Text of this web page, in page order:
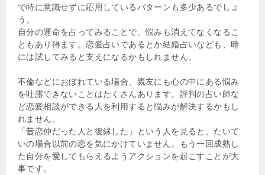
で特に意識せずに応用しているパターンも多少あるでしょ
う。
自分の運命を占ってみることで、悩みも消えてなくなるこ
ともあり得ます。恋愛占いであるとか結婚占いなども、時
には試してみると支えになるかもしれません。
不倫などにおぼれている場合、親友にも心の中にある悩み
を吐露できないことはたくさんあります。評判の占い師な
ど恋愛相談ができる人を利用すると悩みが解決するかもし
れません。
「昔恋仲だった人と復縁した」という人を見ると、たいて
いの場合以前の恋を気にかけていません。もう一回成熟し
た自分を愛してもらえるようアクションを起こすことが大
事です。